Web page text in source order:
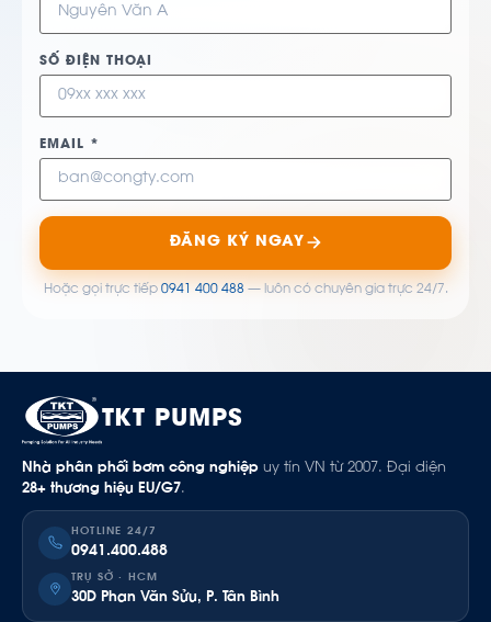
SỐ ĐIỆN THOẠI
EMAIL *
ĐĂNG KÝ NGAY
Hoặc gọi trực tiếp 0941 400 488— luôn có chuyên gia trực 24/7.
TKT PUMPS
Nhà phân phối bơm công nghiệp uy tín VN từ 2007. Đại diện
28+ thương hiệu EU/G7.
HOTLINE 24/7
0941.400.488
TRỤ SỞ · HCM
30D Phan Văn Sửu, P. Tân Bình